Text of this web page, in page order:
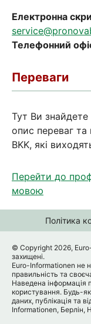
Електронна
Телефонний
Переваги
Тут Ви
опис переваг
BKK, які
Перейти до
мовою
Політика
© Copyright 2026,
захищені.
Euro-Informationen не
правильність та
Наведена інформація
користування. Будь-
даних, публікація та
Informationen, Берлін,